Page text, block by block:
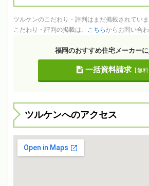
ツルケンのこだわり・評判はまだ掲載されていま
こだわり・評判の掲載は、
こちらからお問い合わ
福岡のおすすめ住宅メーカー
一括資料請求【無料
ツルケンへのアクセス